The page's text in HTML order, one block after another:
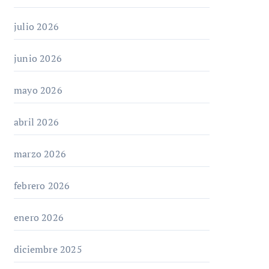
julio 2026
junio 2026
mayo 2026
abril 2026
marzo 2026
febrero 2026
enero 2026
diciembre 2025